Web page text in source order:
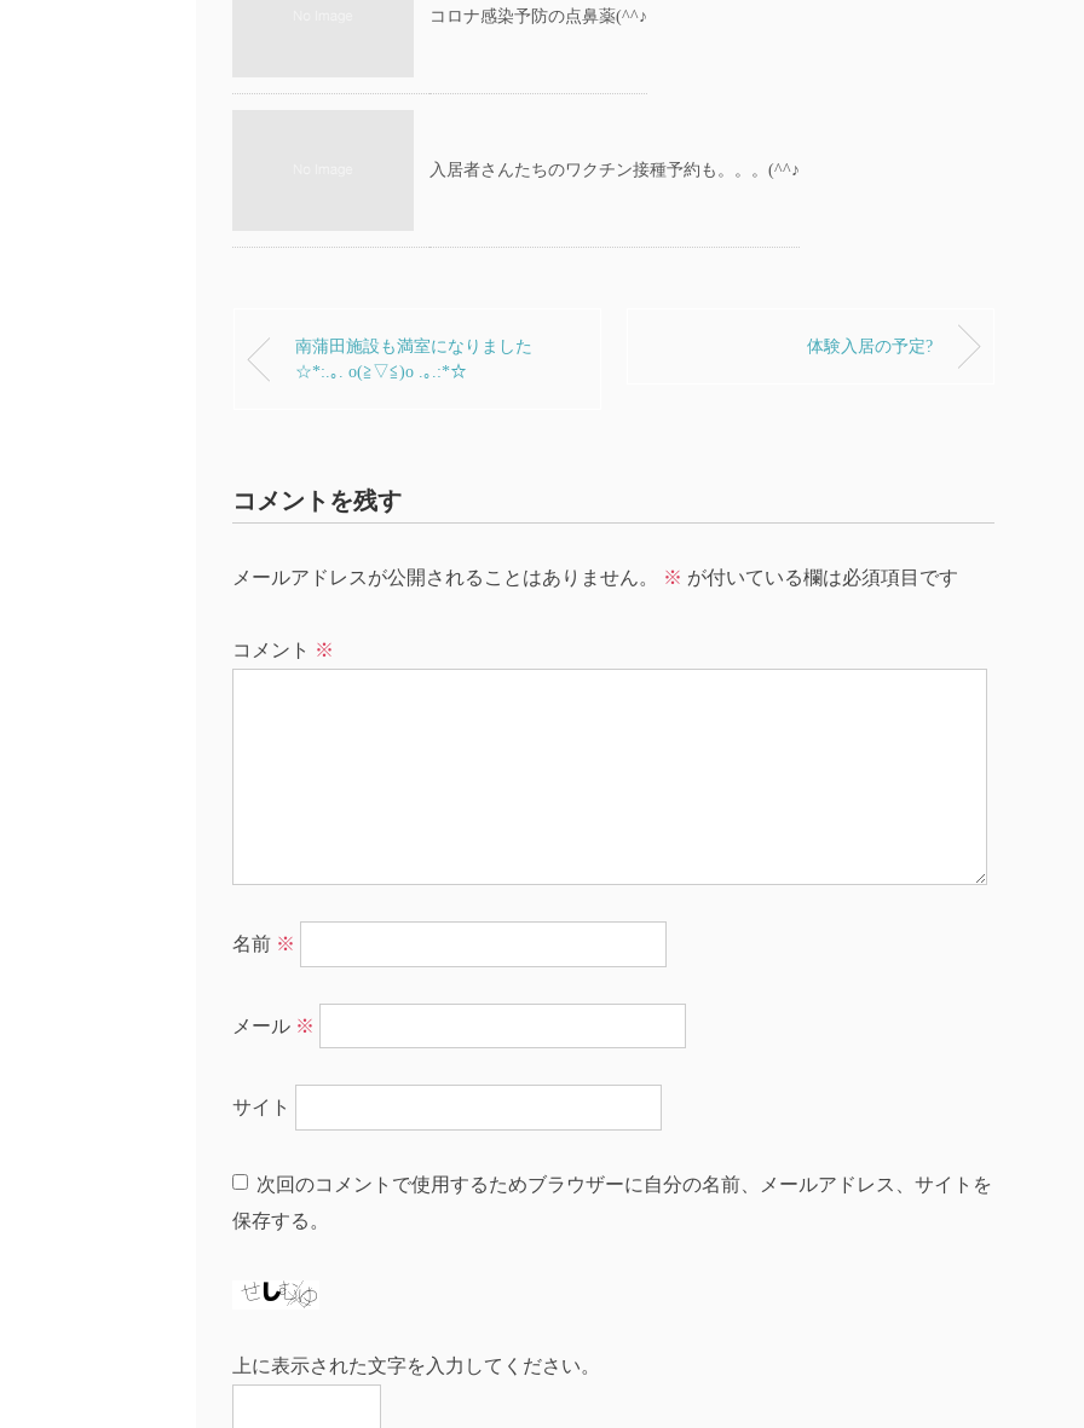
コロナ感染予防の点鼻薬(^^♪
入居者さんたちのワクチン接種予約も。。。(^^♪
南蒲田施設も満室になりました
☆*:.｡. o(≧▽≦)o .｡.:*☆
体験入居の予定?
コメントを残す
メールアドレスが公開されることはありません。 ※ が付いている欄は必須項目です
コメント ※
名前 ※
メール ※
サイト
次回のコメントで使用するためブラウザーに自分の名前、メールアドレス、サイトを
保存する。
上に表示された文字を入力してください。